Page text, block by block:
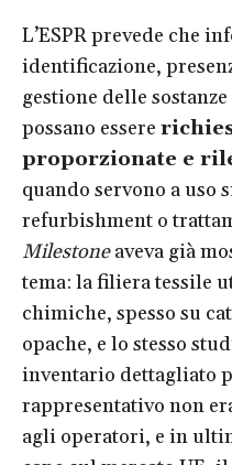
L’ESPR prevede che
identificazione,
gestione delle
possano essere
proporzionate e
quando servono a uso
refurbishment o
Milestoneaveva già
tema: la filiera tessile
chimiche, spesso su
opache, e lo stesso
inventario dettagliato
rappresentativo non
agli operatori, e in